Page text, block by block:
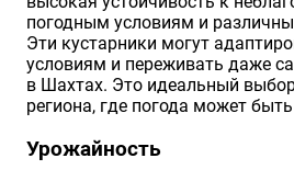
погодным условиям и
Эти кустарники могут
условиям и переживать даже
в Шахтах. Это идеальный
региона, где погода может
Урожайность